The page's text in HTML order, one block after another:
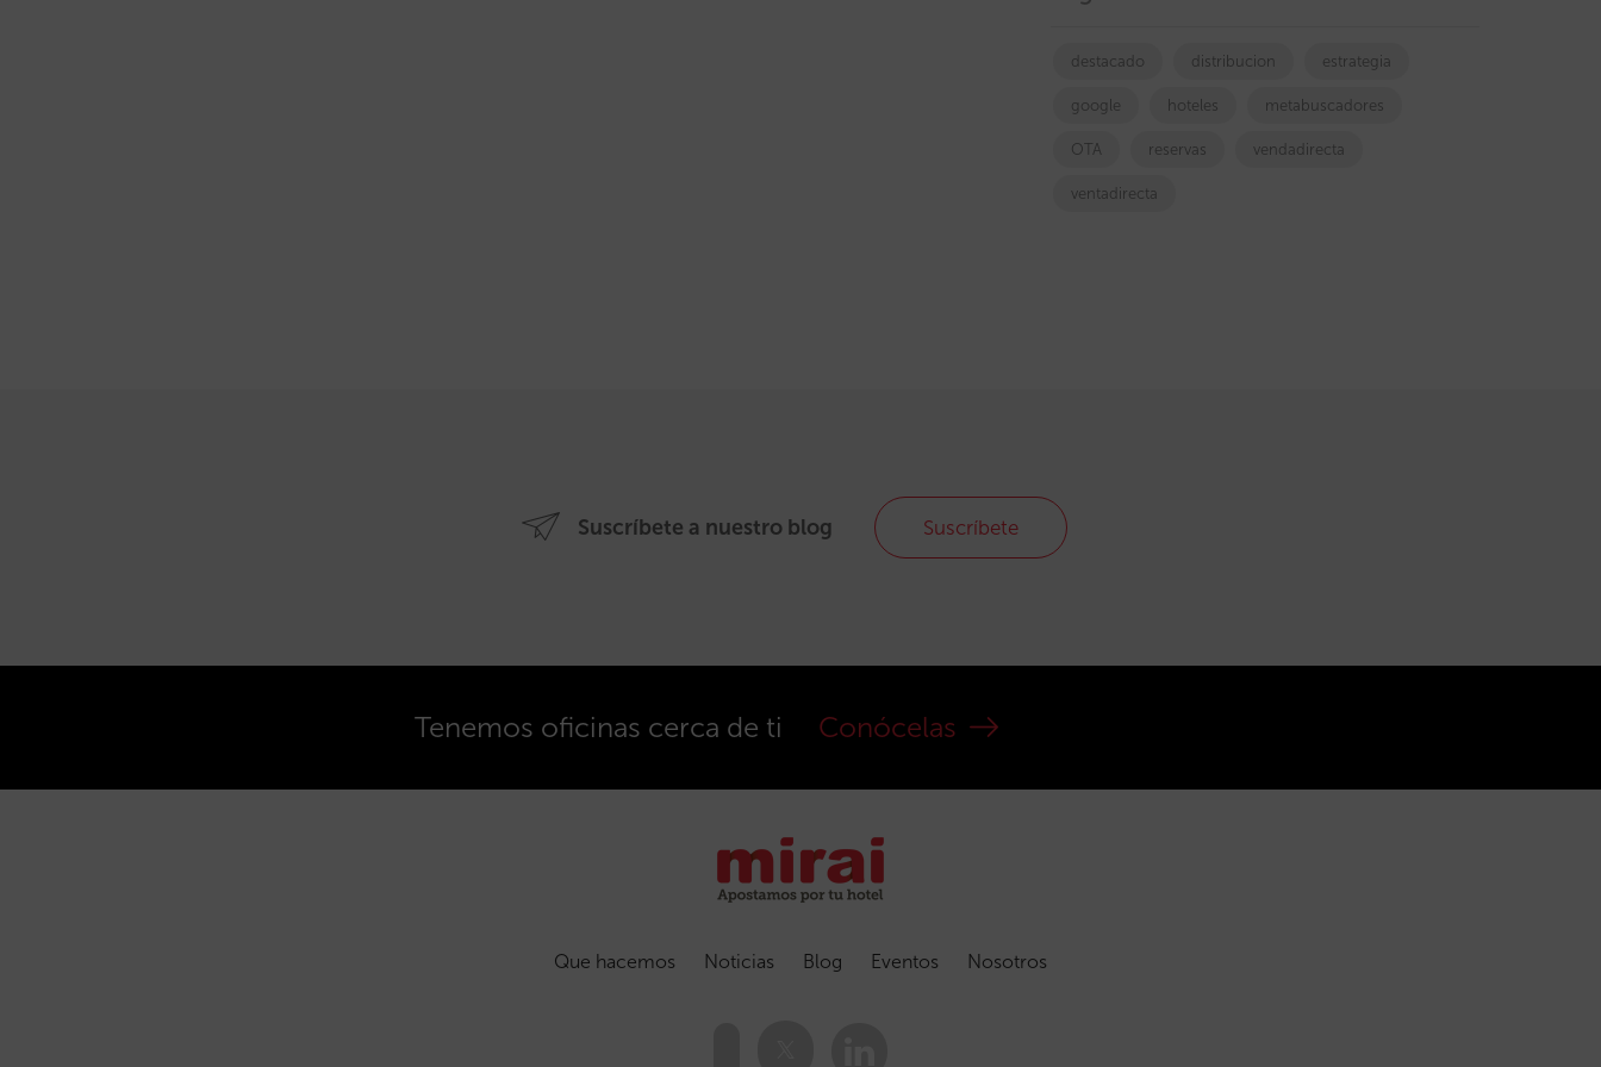
destacado distribucion estrategia
google hoteles metabuscadores
OTA reservas vendadirecta
ventadirecta
Suscríbete a nuestro blog Suscríbete
Tenemos oficinas cerca de ti Conócelas
Que hacemos Noticias Blog Eventos Nosotros